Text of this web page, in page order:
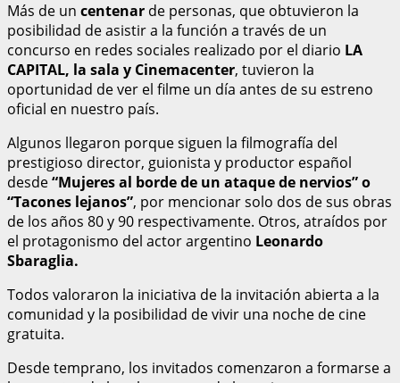
Más de un centenar de personas, que obtuvieron la
posibilidad de asistir a la función a través de un
concurso en redes sociales realizado por el diario LA
CAPITAL, la sala y Cinemacenter, tuvieron la
oportunidad de ver el filme un día antes de su estreno
oficial en nuestro país.
Algunos llegaron porque siguen la filmografía del
prestigioso director, guionista y productor español
desde“Mujeres al borde de un ataque de nervios” o
“Tacones lejanos”, por mencionar solo dos de sus obras
de los años 80 y 90 respectivamente. Otros, atraídos por
el protagonismo del actor argentino Leonardo
Sbaraglia.
Todos valoraron la iniciativa de la invitación abierta a la
comunidad y la posibilidad de vivir una noche de cine
gratuita.
Desde temprano, los invitados comenzaron a formarse a